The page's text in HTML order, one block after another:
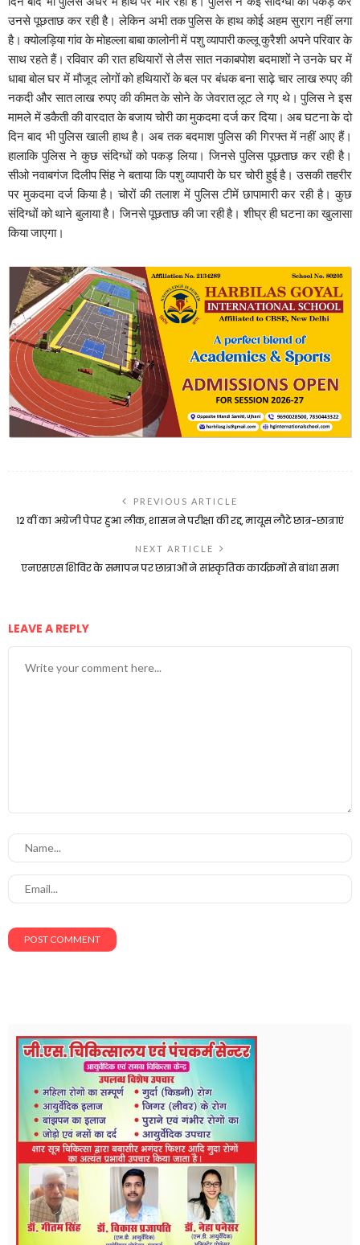
उनसे पूछताछ कर रही है। लेकिन अभी तक पुलिस के हाथ कोई अहम सुराग नहीं लगा
है। क्योलड़िया गांव के मोहल्ला बाबा कालोनी में पशु व्यापारी कल्लू कुरैशी अपने परिवार के
साथ रहते हैं। रविवार की रात हथियारों से लैस सात नकाबपोश बदमाशों ने उनके घर में
धाबा बोल घर में मौजूद लोगों को हथियारों के बल पर बंधक बना साढ़े चार लाख रुपए की
नकदी और सात लाख रुपए की कीमत के सोने के जेवरात लूट ले गए थे। पुलिस ने इस
मामले में डकैती की वारदात के बजाय चोरी का मुकदमा दर्ज कर दिया। अब घटना के दो
दिन बाद भी पुलिस खाली हाथ है। अब तक बदमाश पुलिस की गिरफ्त में नहीं आए हैं।
हालाकि पुलिस ने कुछ संदिग्धों को पकड़ लिया। जिनसे पुलिस पूछताछ कर रही है।
सीओ नवाबगंज दिलीप सिंह ने बताया कि पशु व्यापारी के घर चोरी हुई है। उसकी तहरीर
पर मुकदमा दर्ज किया है। चोरों की तलाश में पुलिस टीमें छापामारी कर रही है। कुछ
संदिग्धों को थाने बुलाया है। जिनसे पूछताछ की जा रही है। शीघ्र ही घटना का खुलासा
किया जाएगा।
PREVIOUS ARTICLE
12 वीं का अग्रेजी पेपर हुआ लीक, शासन ने परीक्षा की रद्द, मायूस लौटे छात्र-छात्राएं
NEXT ARTICLE
एनएसएस शिविर के समापन पर छात्राओं ने सांस्कृतिक कार्यक्रमों से बांधा समा
LEAVE A REPLY